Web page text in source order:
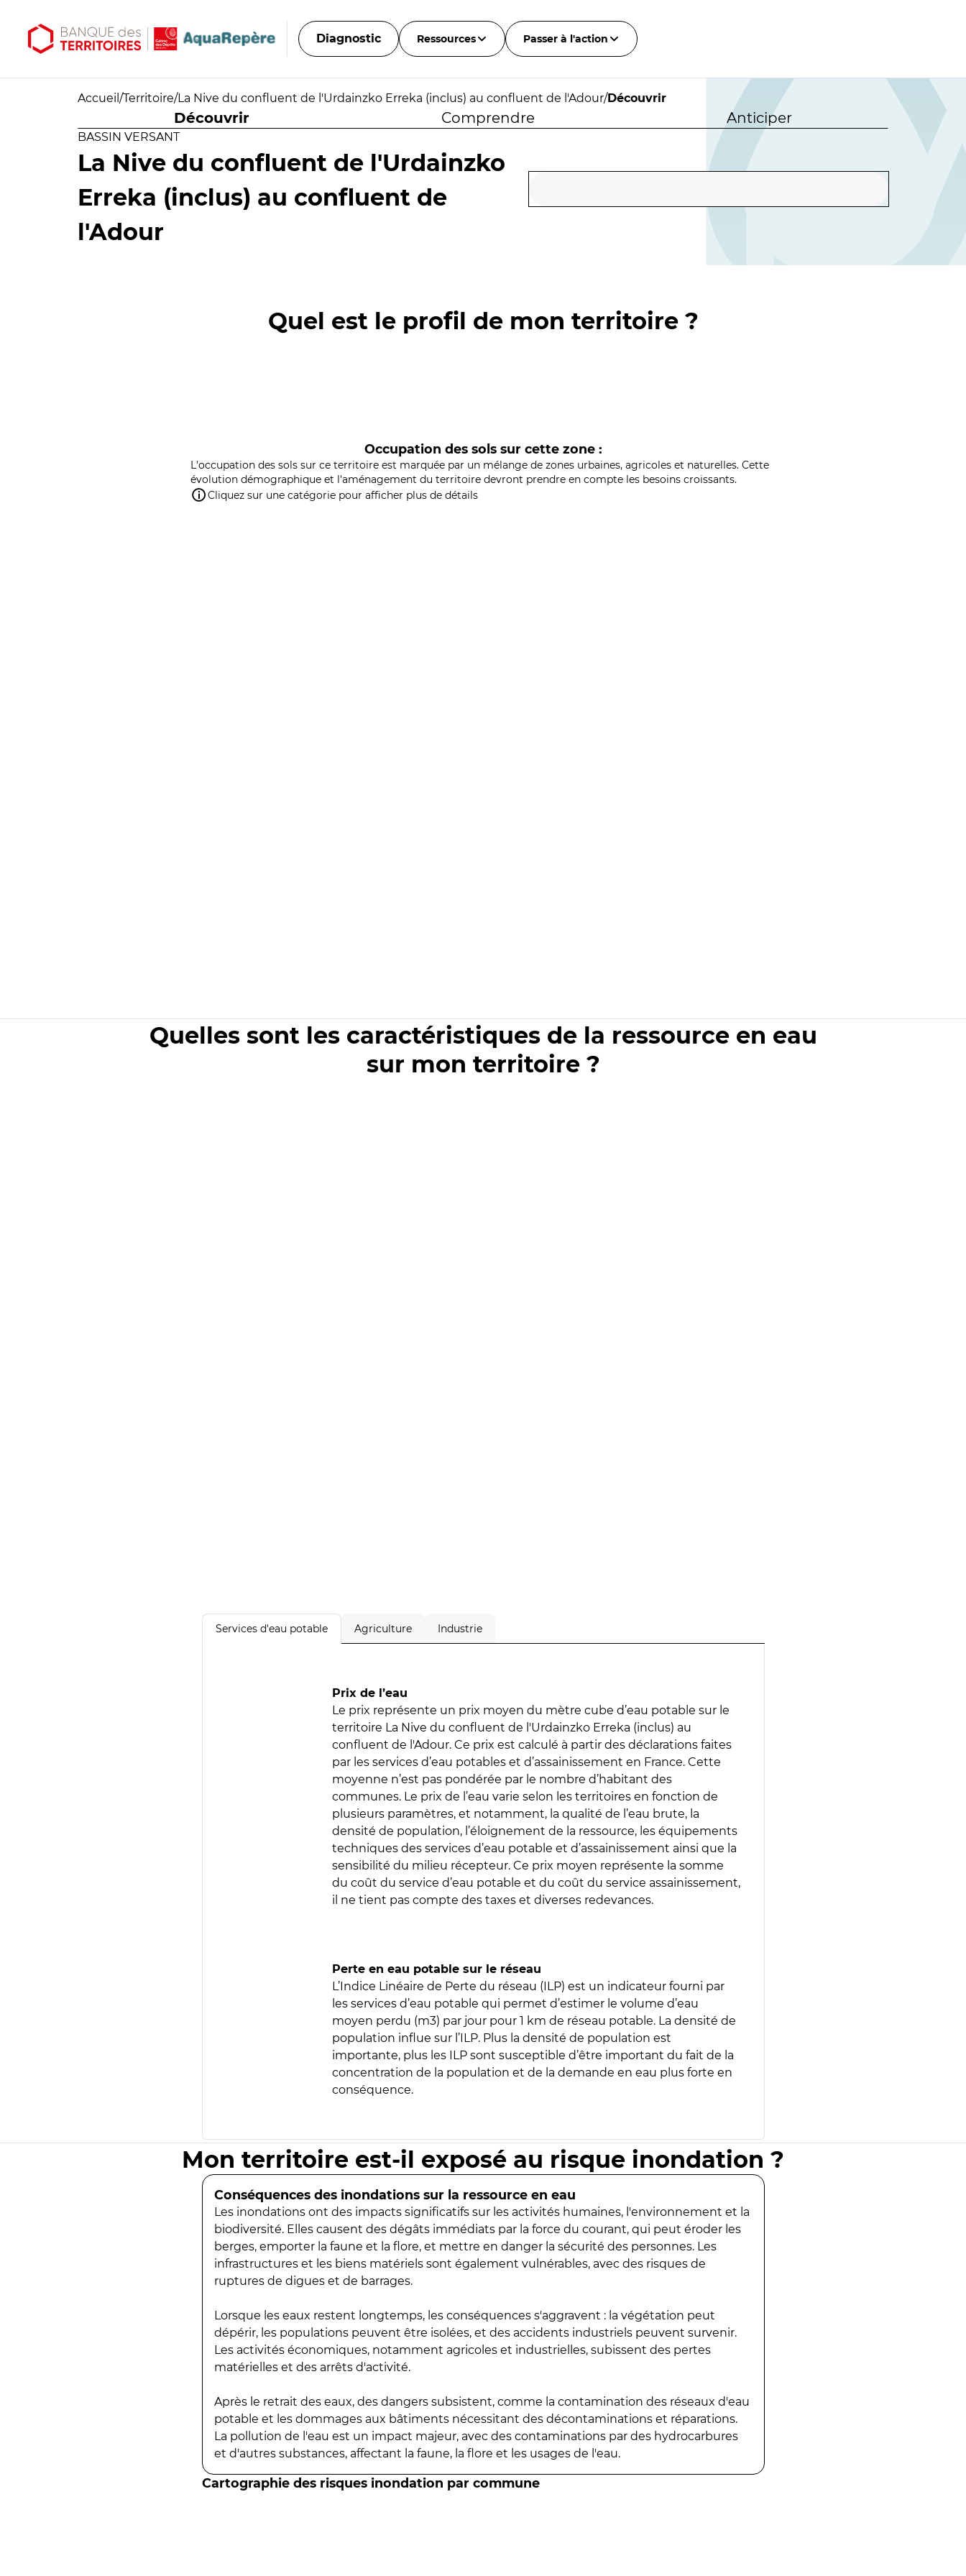
Diagnostic Ressources Passer à l'action
Accueil /Territoire/La Nive du confluent de l'Urdainzko Erreka (inclus) au confluent de l'Adour/Découvrir
Découvrir Comprendre Anticiper
BASSIN VERSANT
La Nive du confluent de l'Urdainzko
Erreka (inclus) au confluent de
l'Adour
Quel est le profil de mon territoire ?
Occupation des sols sur cette zone :
L'occupation des sols sur ce territoire est marquée par un mélange de zones urbaines, agricoles et naturelles. Cette
évolution démographique et l'aménagement du territoire devront prendre en compte les besoins croissants.
Cliquez sur une catégorie pour afficher plus de détails
Quelles sont les caractéristiques de la ressource en eau
sur mon territoire ?
Services d'eau potable Agriculture Industrie
Prix de l’eau
Le prix représente un prix moyen du mètre cube d’eau potable sur le
territoire La Nive du confluent de l'Urdainzko Erreka (inclus) au
confluent de l'Adour. Ce prix est calculé à partir des déclarations faites
par les services d’eau potables et d’assainissement en France. Cette
moyenne n’est pas pondérée par le nombre d’habitant des
communes. Le prix de l’eau varie selon les territoires en fonction de
plusieurs paramètres, et notamment, la qualité de l’eau brute, la
densité de population, l’éloignement de la ressource, les équipements
techniques des services d’eau potable et d’assainissement ainsi que la
sensibilité du milieu récepteur. Ce prix moyen représente la somme
du coût du service d’eau potable et du coût du service assainissement,
il ne tient pas compte des taxes et diverses redevances.
Perte en eau potable sur le réseau
L’Indice Linéaire de Perte du réseau (ILP) est un indicateur fourni par
les services d’eau potable qui permet d’estimer le volume d’eau
moyen perdu (m3) par jour pour 1 km de réseau potable. La densité de
population influe sur l’ILP. Plus la densité de population est
importante, plus les ILP sont susceptible d’être important du fait de la
concentration de la population et de la demande en eau plus forte en
conséquence.
Mon territoire est-il exposé au risque inondation ?
Conséquences des inondations sur la ressource en eau
Les inondations ont des impacts significatifs sur les activités humaines, l'environnement et la
biodiversité. Elles causent des dégâts immédiats par la force du courant, qui peut éroder les
berges, emporter la faune et la flore, et mettre en danger la sécurité des personnes. Les
infrastructures et les biens matériels sont également vulnérables, avec des risques de
ruptures de digues et de barrages.
Lorsque les eaux restent longtemps, les conséquences s'aggravent : la végétation peut
dépérir, les populations peuvent être isolées, et des accidents industriels peuvent survenir.
Les activités économiques, notamment agricoles et industrielles, subissent des pertes
matérielles et des arrêts d'activité.
Après le retrait des eaux, des dangers subsistent, comme la contamination des réseaux d'eau
potable et les dommages aux bâtiments nécessitant des décontaminations et réparations.
La pollution de l'eau est un impact majeur, avec des contaminations par des hydrocarbures
et d'autres substances, affectant la faune, la flore et les usages de l'eau.
Cartographie des risques inondation par commune